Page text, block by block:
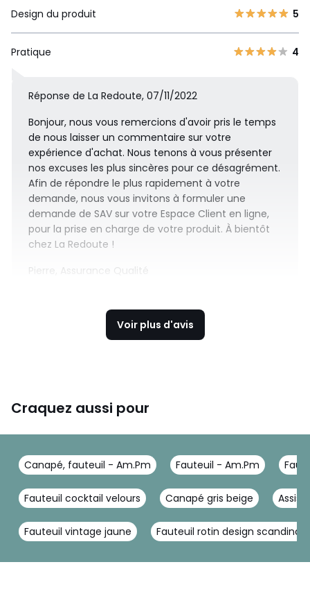
Design du produit 5
Pratique 4
Réponse de La Redoute, 07/11/2022
Bonjour, nous vous remercions d'avoir pris le temps
de nous laisser un commentaire sur votre
expérience d'achat. Nous tenons à vous présenter
nos excuses les plus sincères pour ce désagrément.
Afin de répondre le plus rapidement à votre
demande, nous vous invitons à formuler une
demande de SAV sur votre Espace Client en ligne,
pour la prise en charge de votre produit. À bientôt
chez La Redoute !
Pierre, Assurance Qualité
Voir plus d'avis
Craquez aussi pour
Canapé, fauteuil - Am.Pm Fauteuil - Am.Pm
Fauteuil cocktail velours Canapé gris beige
Fauteuil vintage jaune Fauteuil rotin design